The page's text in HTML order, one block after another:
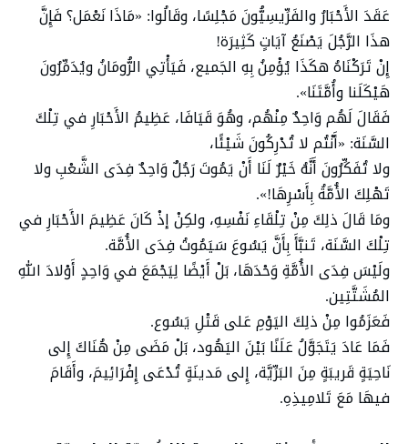
عَقَدَ الأَحْبَارُ والفَرِّيسِيُّونَ مَجْلِسًا، وقَالُوا: «مَاذَا نَعْمَل؟ فَإِنَّ
هذَا الرَّجُلَ يَصْنَعُ آيَاتٍ كَثِيرَة!
إِنْ تَرَكْنَاهُ هكَذَا يُؤْمِنُ بِهِ الجَميع، فَيَأْتِي الرُّومَانُ ويُدَمِّرُونَ
هَيْكَلَنا وأُمَّتَنَا».
فَقَالَ لَهُم وَاحِدٌ مِنْهُم، وهُوَ قَيَافَا، عَظِيمُ الأَحْبَارِ في تِلْكَ
السَّنَة: «أَنْتُم لا تُدْرِكُونَ شَيْئًا،
ولا تُفَكِّرُونَ أَنَّهُ خَيْرٌ لَنَا أَنْ يَمُوتَ رَجُلٌ وَاحِدٌ فِدَى الشَّعْبِ ولا
تَهْلِكَ الأُمَّةُ بِأَسْرِهَا!».
ومَا قَالَ ذلِكَ مِنْ تِلْقَاءِ نَفْسِهِ، ولكِنْ إذْ كَانَ عَظِيمَ الأَحْبَارِ في
تِلْكَ السَّنَة، تَنبَّأَ بِأَنَّ يَسُوعَ سَيَمُوتُ فِدَى الأُمَّة.
ولَيْسَ فِدَى الأُمَّةِ وَحْدَهَا، بَلْ أَيْضًا لِيَجْمَعَ في وَاحِدٍ أَوْلادَ اللهِ
المُشَتَّتِين.
فَعَزَمُوا مِنْ ذلِكَ اليَوْمِ عَلى قَتْلِ يَسُوع.
فَمَا عَادَ يَتَجَوَّلُ عَلَنًا بَيْنَ اليَهُود، بَلْ مَضَى مِنْ هُنَاكَ إِلى
نَاحِيَةٍ قَريبَةٍ مِنَ البَرِّيَّة، إِلى مَدينَةٍ تُدْعَى إِفْرَائِيمَ، وأَقَامَ
فيهَا مَعَ تَلامِيذِهِ.